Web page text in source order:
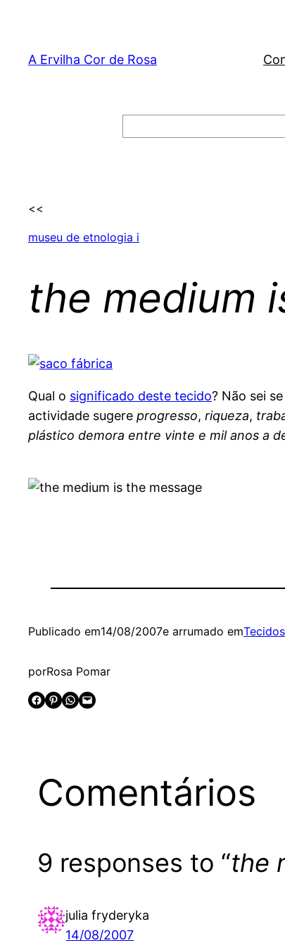
content
A Ervilha Cor de Rosa
<<
museu de etnologia i
the medium
Qual o significado deste tecido? Não sei
actividade sugere progresso, riqueza,
plástico demora entre vinte e mil anos a
Publicado em14/08/2007e arrumado em
porRosa Pomar
Share on Facebook
Share on Pinterest Share on WhatsApp Email this Page
Comentários
9 responses to “the
julia fryderyka
14/08/2007